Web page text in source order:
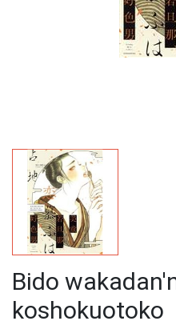
Bido
koshokuotoko